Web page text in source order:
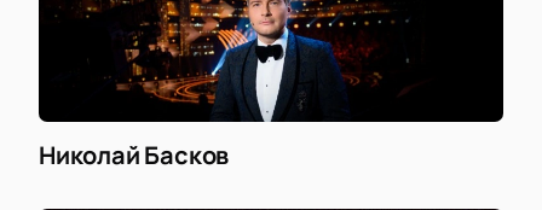
Николай Басков